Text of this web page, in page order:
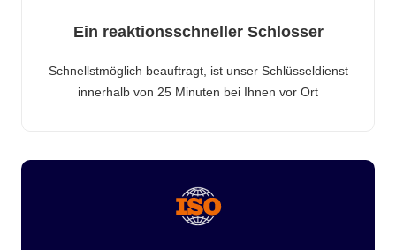
Ein reaktionsschneller Schlosser
Schnellstmöglich beauftragt, ist unser Schlüsseldienst
innerhalb von 25 Minuten bei Ihnen vor Ort